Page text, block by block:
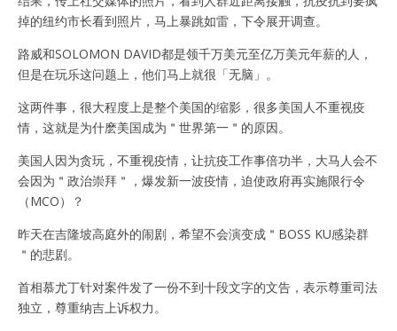
掉的纽约市长看到照片，马上暴跳如雷，下令展开调查。
路威和SOLOMON DAVID都是领千万美元至亿万美元年薪的人，
但是在玩乐这问题上，他们马上就很「无脑」。
这两件事，很大程度上是整个美国的缩影，很多美国人不重视疫
情，这就是为什麽美国成为＂世界第一＂的原因。
美国人因为贪玩，不重视疫情，让抗疫工作事倍功半，大马人会不
会因为＂政治崇拜＂，爆发新一波疫情，迫使政府再实施限行令
（MCO）？
昨天在吉隆坡高庭外的闹剧，希望不会演变成＂BOSS KU感染群
＂的悲剧。
首相慕尤丁针对案件发了一份不到十段文字的文告，表示尊重司法
独立，尊重纳吉上诉权力。